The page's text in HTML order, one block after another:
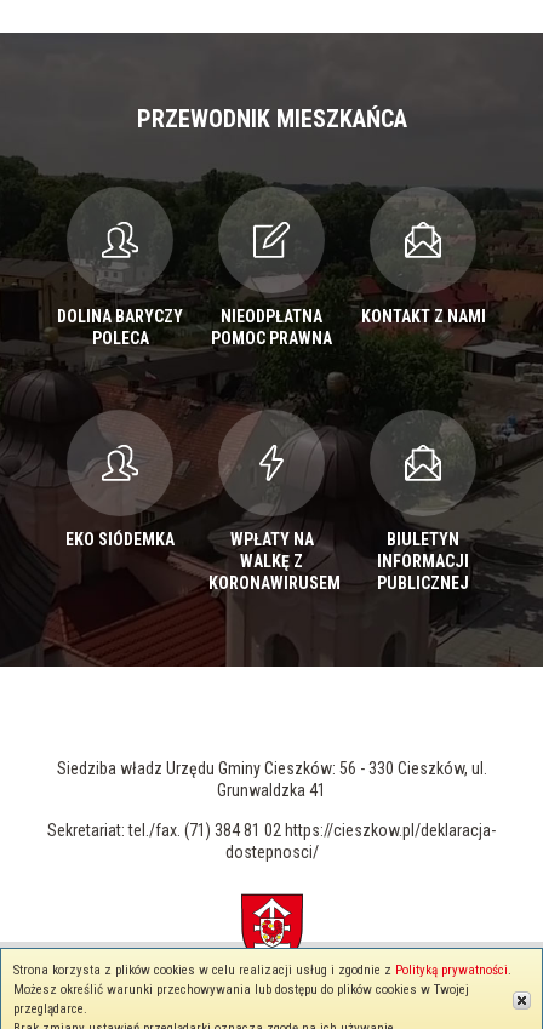
Strona korzysta z plików cookies w celu realizacji usług i zgodnie z Polityką prywatności.
Możesz określić warunki przechowywania lub dostępu do plików cookies w Twojej
przeglądarce.
PRZEWODNIK MIESZKAŃCA
DOLINA BARYCZY
POLECA
NIEODPŁATNA
POMOC PRAWNA
KONTAKT Z NAMI
EKO SIÓDEMKA
WPŁATY NA
WALKĘ Z
KORONAWIRUSEM
BIULETYN
INFORMACJI
PUBLICZNEJ
Siedziba władz Urzędu Gminy Cieszków: 56 - 330 Cieszków, ul.
Grunwaldzka 41
Sekretariat: tel./fax. (71) 384 81 02 https://cieszkow.pl/deklaracja-
dostepnosci/
© 2026 cieszkow.pl - Wszelkie prawa zastrzeżone